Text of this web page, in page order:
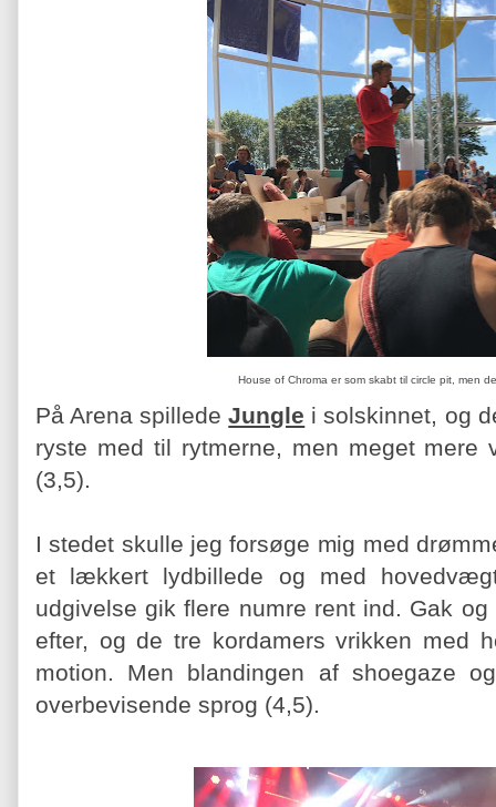
House of Chroma er som skabt til circle pit, men
På Arena spilledeJungle i solskinnet, og
ryste med til rytmerne, men meget mere
(3,5).
I stedet skulle jeg forsøge mig med
et lækkert lydbillede og med
udgivelse gik flere numre rent ind. Gak
efter, og de tre kordamers vrikken med
motion. Men blandingen af shoegaze
overbevisende sprog (4,5).